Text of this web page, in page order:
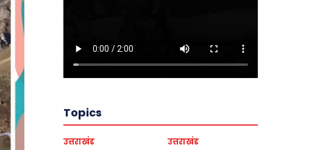
Topics
उत्तराखंड उत्तराखंड